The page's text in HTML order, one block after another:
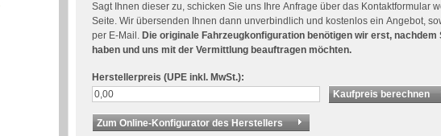
Sagt Ihnen dieser zu, schicken Sie uns Ihre Anfrage über das Kontaktformular
Seite. Wir übersenden Ihnen dann unverbindlich und kostenlos ein Angebot,
per E-Mail. Die originale Fahrzeugkonfiguration benötigen wir erst, nachdem
haben und uns mit der Vermittlung beauftragen möchten.
Herstellerpreis (UPE inkl. MwSt.):
Zum Online-Konfigurator des Herstellers